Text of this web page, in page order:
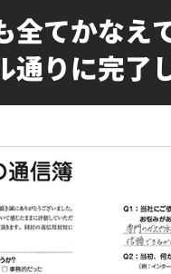
全てかなえ
りに完了